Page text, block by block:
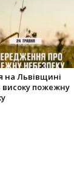
на Львівщині
високу пожежну